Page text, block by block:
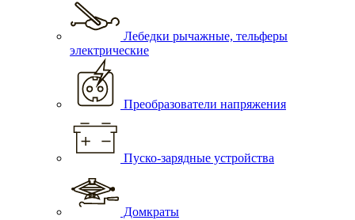
Лебедки рычажные, тельферы
электрические
Преобразователи напряжения
Пуско-зарядные устройства
Домкраты